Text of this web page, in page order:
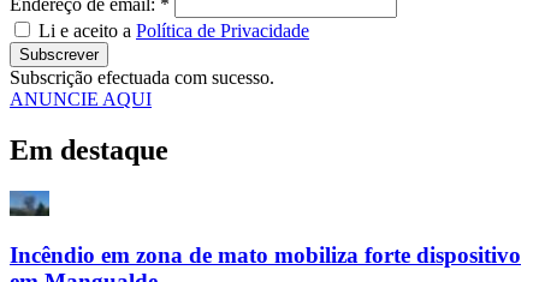
Li e aceito a Política de Privacidade
Subscrever
Subscrição efectuada com sucesso.
ANUNCIE AQUI
Em destaque
Incêndio em zona de mato mobiliza forte dispositivo